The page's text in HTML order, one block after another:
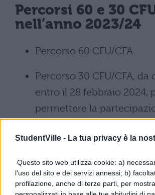
StudentVille - La tua privacy è la
Questo sito web utilizza cookie: a)
l'uso del sito e dei servizi annessi; b)
profilazione, anche di terze parti, per
Percorsi 60 e 30
nell’anno 2023/24
Percorso 60 CFU/CFA
Percorso 30 CFU/CFA, da
entro il 28 febbraio 2024,
permettere la
docenti che hanno svolto
presso le istituzioni